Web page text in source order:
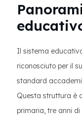
Il sistema
riconosciuto per il
standard
Questa struttura è
primaria, tre anni